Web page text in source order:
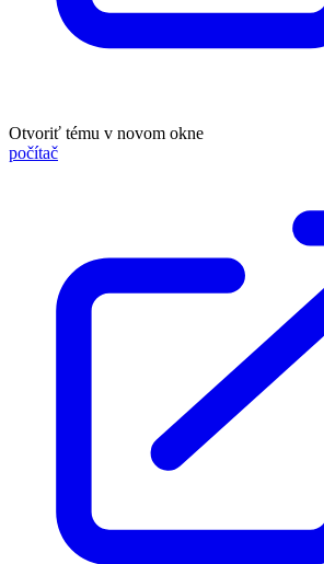
Otvoriť tému v novom okne
počítač